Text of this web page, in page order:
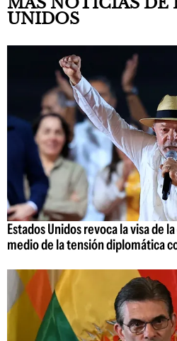
UNIDOS
Estados Unidos revoca la visa de
medio de la tensión diplomática